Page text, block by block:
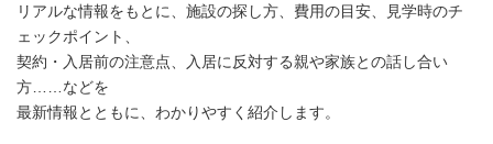
リアルな情報をもとに、施設の探し方、費用の目安、見学時のチ
ェックポイント、
契約・入居前の注意点、入居に反対する親や家族との話し合い
方……などを
最新情報とともに、わかりやすく紹介します。